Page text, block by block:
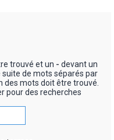
trouvé et un - devant un
de mots séparés par
des mots doit être trouvé.
pour des recherches